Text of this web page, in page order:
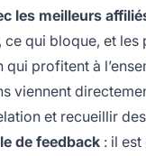
les meilleurs
qui bloque, et les
qui profitent à
viennent
et recueillir
de feedback : il